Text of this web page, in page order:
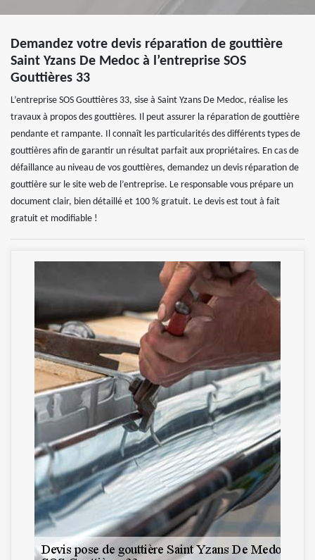
Demandez votre devis réparation de gouttière
Saint Yzans De Medoc à l’entreprise SOS
Gouttières 33
L’entreprise SOS Gouttières 33, sise à Saint Yzans De Medoc, réalise les
travaux à propos des gouttières. Il peut assurer la réparation de gouttière
pendante et rampante. Il connaît les particularités des différents types de
gouttières afin de garantir un résultat parfait aux propriétaires. En cas de
défaillance au niveau de vos gouttières, demandez un devis réparation de
gouttière sur le site web de l’entreprise. Le responsable vous prépare un
document clair, bien détaillé et 100 % gratuit. Le devis est tout à fait
gratuit et modifiable !